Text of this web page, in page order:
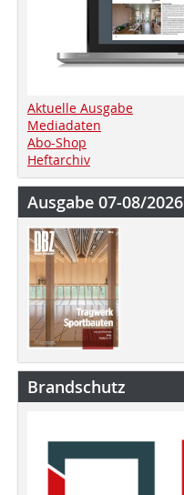
Aktuelle Ausgabe
Mediadaten
Abo-Shop
Heftarchiv
Ausgabe 07-08/2026
Brandschutz